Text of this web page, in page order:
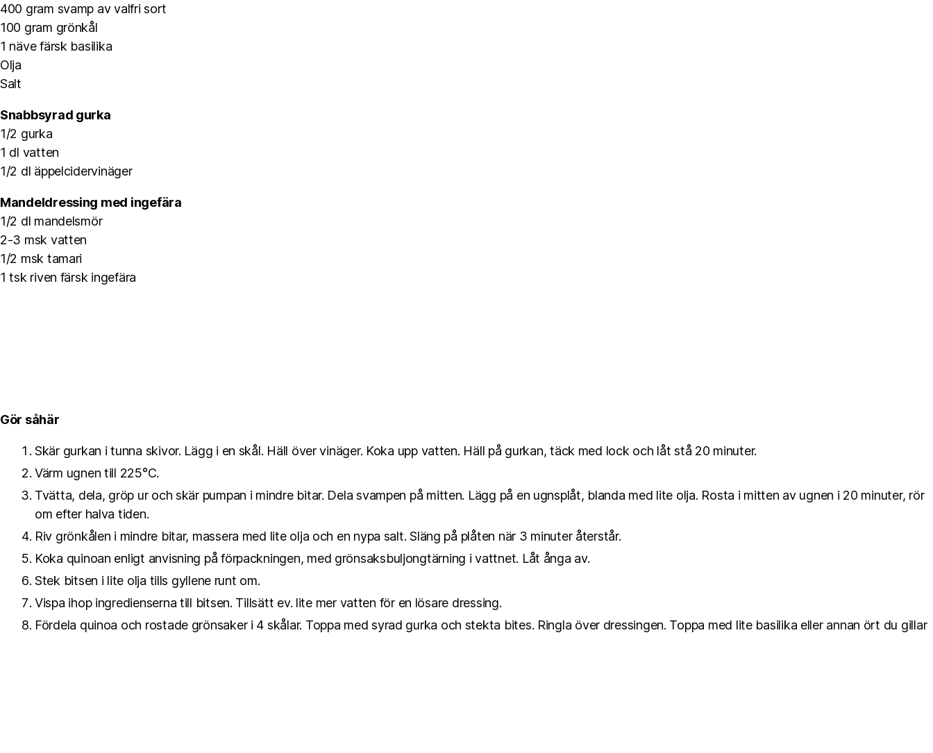
400 gram svamp av valfri sort
100 gram grönkål
1 näve färsk basilika
Olja
Salt
Snabbsyrad gurka
1/2 gurka
1 dl vatten
1/2 dl äppelcidervinäger
Mandeldressing med ingefära
1/2 dl mandelsmör
2-3 msk vatten
1/2 msk tamari
1 tsk riven färsk ingefära
Gör såhär
Skär gurkan i tunna skivor. Lägg i en skål. Häll över vinäger. Koka upp vatten. Häll på gurkan, täck med lock och låt stå 20 minuter.
Värm ugnen till 225°C.
Tvätta, dela, gröp ur och skär pumpan i mindre bitar. Dela svampen på mitten. Lägg på en ugnsplåt, blanda med lite olja. Rosta i mitten av ugnen i 20 minuter, rör
om efter halva tiden.
Riv grönkålen i mindre bitar, massera med lite olja och en nypa salt. Släng på plåten när 3 minuter återstår.
Koka quinoan enligt anvisning på förpackningen, med grönsaksbuljongtärning i vattnet. Låt ånga av.
Stek bitsen i lite olja tills gyllene runt om.
Vispa ihop ingredienserna till bitsen. Tillsätt ev. lite mer vatten för en lösare dressing.
Fördela quinoa och rostade grönsaker i 4 skålar. Toppa med syrad gurka och stekta bites. Ringla över dressingen. Toppa med lite basilika eller annan ört du gillar